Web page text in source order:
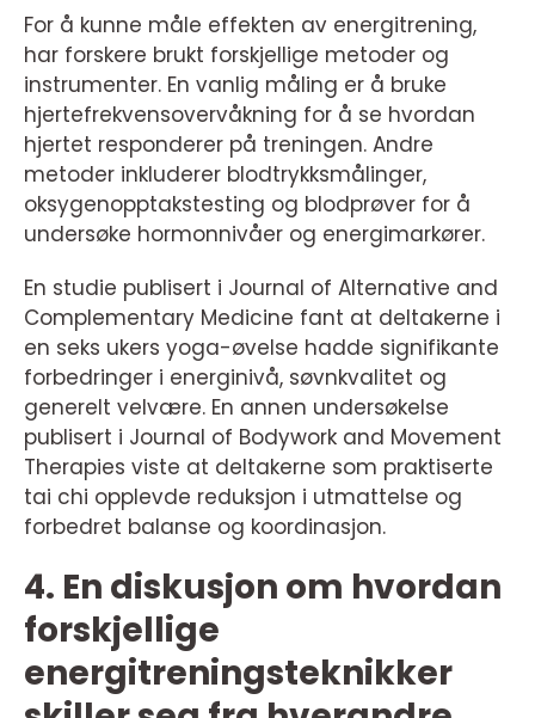
For å kunne måle effekten av energitrening,
har forskere brukt forskjellige metoder og
instrumenter. En vanlig måling er å bruke
hjertefrekvensovervåkning for å se hvordan
hjertet responderer på treningen. Andre
metoder inkluderer blodtrykksmålinger,
oksygenopptakstesting og blodprøver for å
undersøke hormonnivåer og energimarkører.
En studie publisert i Journal of Alternative and
Complementary Medicine fant at deltakerne i
en seks ukers yoga-øvelse hadde signifikante
forbedringer i energinivå, søvnkvalitet og
generelt velvære. En annen undersøkelse
publisert i Journal of Bodywork and Movement
Therapies viste at deltakerne som praktiserte
tai chi opplevde reduksjon i utmattelse og
forbedret balanse og koordinasjon.
4. En diskusjon om hvordan
forskjellige
energitreningsteknikker